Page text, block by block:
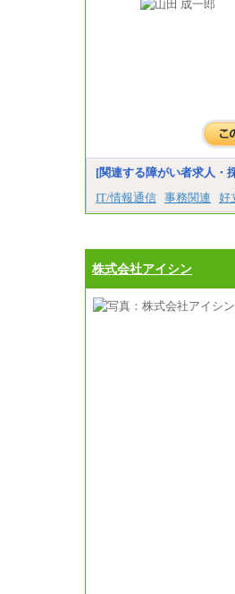
[関連する障がい者求人・
IT/情報通信 事務関連 好
株式会社アイシン